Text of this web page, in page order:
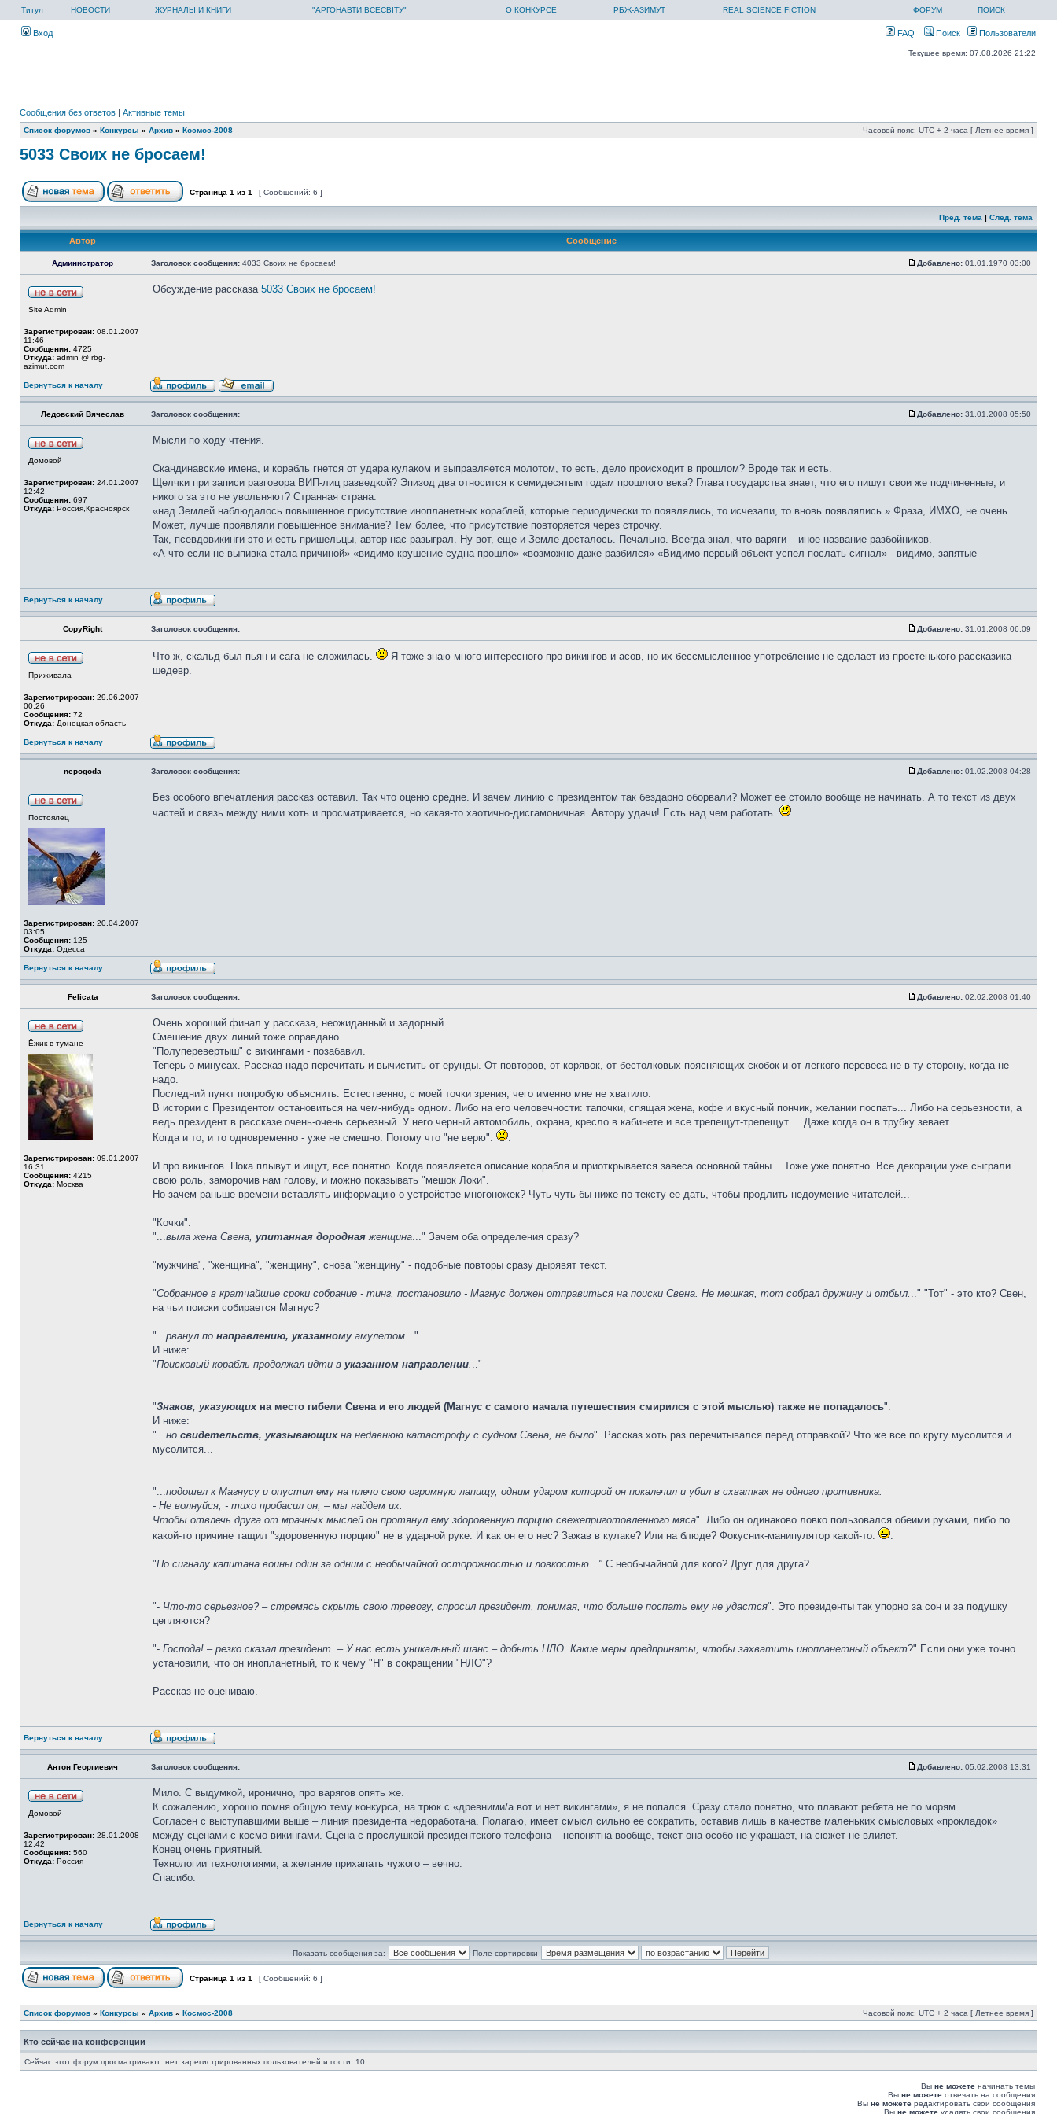
Титул НОВОСТИ ЖУРНАЛЫ И КНИГИ "АРГОНАВТИ ВСЕСВІТУ" О КОНКУРСЕ РБЖ-АЗИМУТ REAL SCIENCE FICTION ФОРУМ ПОИСК
Вход FAQ Поиск Пользователи
Текущее время: 07.08.2026 21:22
Сообщения без ответов | Активные темы
Список форумов » Конкурсы » Архив » Космос-2008 Часовой пояс: UTC + 2 часа [ Летнее время ]
5033 Своих не бросаем!
Страница 1 из 1 [ Сообщений: 6 ]
Пред. тема | След. тема
Автор Сообщение
Администратор Заголовок сообщения: 4033 Своих не бросаем! Добавлено: 01.01.1970 03:00
Site Admin
Зарегистрирован: 08.01.2007
11:46
Сообщения: 4725
Откуда: admin @ rbg-
azimut.com
Обсуждение рассказа 5033 Своих не бросаем!
Вернуться к началу
Ледовский Вячеслав Заголовок сообщения: Добавлено: 31.01.2008 05:50
Домовой
Зарегистрирован: 24.01.2007
12:42
Сообщения: 697
Откуда: Россия,Красноярск
Мысли по ходу чтения.
Скандинавские имена, и корабль гнется от удара кулаком и выправляется молотом, то есть, дело происходит в прошлом? Вроде так и есть.
Щелчки при записи разговора ВИП-лиц разведкой? Эпизод два относится к семидесятым годам прошлого века? Глава государства знает, что его пишут свои же подчиненные, и
никого за это не увольняют? Странная страна.
«над Землей наблюдалось повышенное присутствие инопланетных кораблей, которые периодически то появлялись, то исчезали, то вновь появлялись.» Фраза, ИМХО, не очень.
Может, лучше проявляли повышенное внимание? Тем более, что присутствие повторяется через строчку.
Так, псевдовикинги это и есть пришельцы, автор нас разыграл. Ну вот, еще и Земле досталось. Печально. Всегда знал, что варяги – иное название разбойников.
«А что если не выпивка стала причиной» «видимо крушение судна прошло» «возможно даже разбился» «Видимо первый объект успел послать сигнал» - видимо, запятые
Вернуться к началу
CopyRight Заголовок сообщения: Добавлено: 31.01.2008 06:09
Приживала
Зарегистрирован: 29.06.2007
00:26
Сообщения: 72
Откуда: Донецкая область
Что ж, скальд был пьян и сага не сложилась.
Я тоже знаю много интересного про викингов и асов, но их бессмысленное употребление не сделает из простенького рассказика
шедевр.
Вернуться к началу
nepogoda Заголовок сообщения: Добавлено: 01.02.2008 04:28
Постоялец
Зарегистрирован: 20.04.2007
03:05
Сообщения: 125
Откуда: Одесса
Без особого впечатления рассказ оставил. Так что оценю средне. И зачем линию с президентом так бездарно оборвали? Может ее стоило вообще не начинать. А то текст из двух
частей и связь между ними хоть и просматривается, но какая-то хаотично-дисгамоничная. Автору удачи! Есть над чем работать.
Вернуться к началу
Felicata Заголовок сообщения: Добавлено: 02.02.2008 01:40
Ёжик в тумане
Зарегистрирован: 09.01.2007
16:31
Сообщения: 4215
Откуда: Москва
Очень хороший финал у рассказа, неожиданный и задорный.
Смешение двух линий тоже оправдано.
"Полуперевертыш" с викингами - позабавил.
Теперь о минусах. Рассказ надо перечитать и вычистить от ерунды. От повторов, от корявок, от бестолковых поясняющих скобок и от легкого перевеса не в ту сторону, когда не
надо.
Последний пункт попробую объяснить. Естественно, с моей точки зрения, чего именно мне не хватило.
В истории с Президентом остановиться на чем-нибудь одном. Либо на его человечности: тапочки, спящая жена, кофе и вкусный пончик, желании поспать... Либо на серьезности, а
ведь президент в рассказе очень-очень серьезный. У него черный автомобиль, охрана, кресло в кабинете и все трепещут-трепещут.... Даже когда он в трубку зевает.
Когда и то, и то одновременно - уже не смешно. Потому что "не верю".
.
И про викингов. Пока плывут и ищут, все понятно. Когда появляется описание корабля и приоткрывается завеса основной тайны... Тоже уже понятно. Все декорации уже сыграли
свою роль, заморочив нам голову, и можно показывать "мешок Локи".
Но зачем раньше времени вставлять информацию о устройстве многоножек? Чуть-чуть бы ниже по тексту ее дать, чтобы продлить недоумение читателей...
"Кочки":
"...выла жена Свена, упитанная дородная женщина..." Зачем оба определения сразу?
"мужчина", "женщина", "женщину", снова "женщину" - подобные повторы сразу дырявят текст.
"Собранное в кратчайшие сроки собрание - тинг, постановило - Магнус должен отправиться на поиски Свена. Не мешкая, тот собрал дружину и отбыл. .." "Тот" - это кто? Свен,
на чьи поиски собирается Магнус?
"...рванул по направлению, указанномуамулетом..."
И ниже:
"Поисковый корабль продолжал идти в указанном направлении. .."
"Знаков, указующихна место гибели Свена и его людей (Магнус с самого начала путешествия смирился с этой мыслью) также не попадалось".
И ниже:
"...но свидетельств, указывающихна недавнюю катастрофу с судном Свена, не было". Рассказ хоть раз перечитывался перед отправкой? Что же все по кругу мусолится и
мусолится...
"...подошел к Магнусу и опустил ему на плечо свою огромную лапищу, одним ударом которой он покалечил и убил в схватках не одного противника:
- Не волнуйся, - тихо пробасил он, – мы найдем их.
Чтобы отвлечь друга от мрачных мыслей он протянул ему здоровенную порцию свежеприготовленного мяса". Либо он одинаково ловко пользовался обеими руками, либо по
какой-то причине тащил "здоровенную порцию" не в ударной руке. И как он его нес? Зажав в кулаке? Или на блюде? Фокусник-манипулятор какой-то.
.
"По сигналу капитана воины один за одним с необычайной осторожностью и ловкостью..." С необычайной для кого? Друг для друга?
"- Что-то серьезное? – стремясь скрыть свою тревогу, спросил президент, понимая, что больше поспать ему не удастся". Это президенты так упорно за сон и за подушку
цепляются?
"- Господа! – резко сказал президент. – У нас есть уникальный шанс – добыть НЛО. Какие меры предприняты, чтобы захватить инопланетный объект?" Если они уже точно
установили, что он инопланетный, то к чему "Н" в сокращении "НЛО"?
Рассказ не оцениваю.
Вернуться к началу
Антон Георгиевич Заголовок сообщения: Добавлено: 05.02.2008 13:31
Домовой
Зарегистрирован: 28.01.2008
12:42
Сообщения: 560
Откуда: Россия
Мило. С выдумкой, иронично, про варягов опять же.
К сожалению, хорошо помня общую тему конкурса, на трюк с «древними/а вот и нет викингами», я не попался. Сразу стало понятно, что плавают ребята не по морям.
Согласен с выступавшими выше – линия президента недоработана. Полагаю, имеет смысл сильно ее сократить, оставив лишь в качестве маленьких смысловых «прокладок»
между сценами с космо-викингами. Сцена с прослушкой президентского телефона – непонятна вообще, текст она особо не украшает, на сюжет не влияет.
Конец очень приятный.
Технологии технологиями, а желание прихапать чужого – вечно.
Спасибо.
Вернуться к началу
Показать сообщения за: Поле сортировки
Страница 1 из 1 [ Сообщений: 6 ]
Список форумов » Конкурсы » Архив » Космос-2008 Часовой пояс: UTC + 2 часа [ Летнее время ]
Кто сейчас на конференции
Сейчас этот форум просматривают: нет зарегистрированных пользователей и гости: 10
Вы не можете начинать темы
Вы не можете отвечать на сообщения
Вы не можете редактировать свои сообщения
Вы не можете удалять свои сообщения